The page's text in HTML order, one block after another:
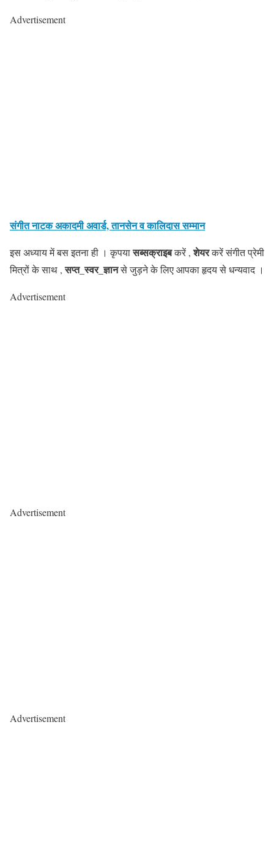
Advertisement
संगीत नाटक अकादमी अवार्ड, तानसेन व कालिदास सम्मान
इस अध्याय में बस इतना ही । कृपयासब्सक्राइबकरें ,शेयरकरें संगीत प्रेमी
मित्रों के साथ ,सप्त_स्वर_ज्ञानसे जुड़ने के लिए आपका हृदय से धन्यवाद ।
Advertisement
Advertisement
Advertisement